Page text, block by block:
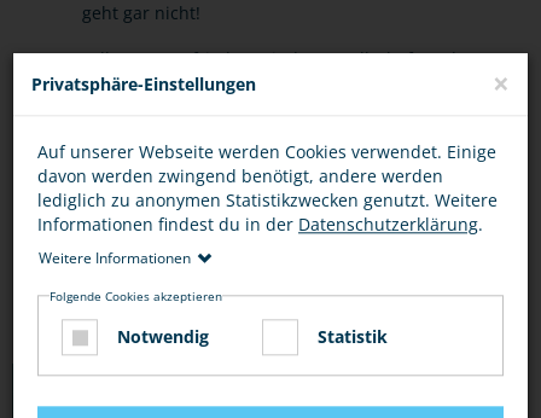
geht gar nicht!
Falls Du unzufrieden mit der Gesellschaft und
der Politik bist - bring Dich ein! Aber nicht mit
Politisch motivierte Kriminalität trifft häufig
Schwache und ist damit das Gegenteil von
Privatsphäre-Einstellungen ×
Auf unserer Webseite werden Cookies verwendet. Einige
davon werden zwingend benötigt, andere werden
lediglich zu anonymen Statistikzwecken genutzt. Weitere
Informationen findest du in der Datenschutzerklärung.
Weitere Informationen
Folgende Cookies akzeptieren
Notwendig Statistik